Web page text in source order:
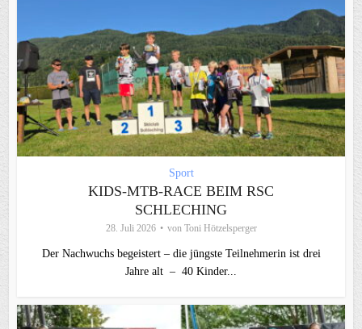
Sport
KIDS-MTB-RACE BEIM RSC
SCHLECHING
28. Juli 2026 von Toni Hötzelsperger
Der Nachwuchs begeistert – die jüngste Teilnehmerin ist drei
Jahre alt – 40 Kinder...